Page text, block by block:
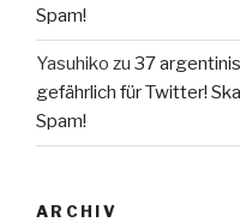
Spam!
Yasuhiko zu 37
gefährlich für Twitter!
Spam!
ARCHIV